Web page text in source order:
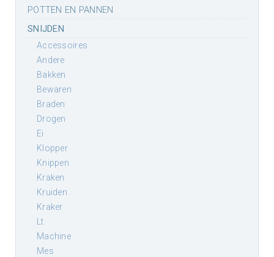
POTTEN EN PANNEN
SNIJDEN
accessoires
andere
bakken
bewaren
braden
drogen
ei
klopper
knippen
kraken
kruiden
kraker
lt
machine
mes